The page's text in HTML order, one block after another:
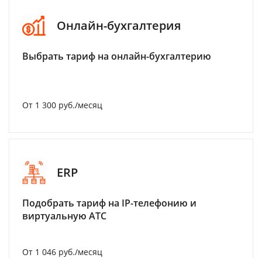
Онлайн-бухгалтерия
Выбрать тариф на онлайн-бухгалтерию
От 1 300 руб./месяц
ERP
Подобрать тариф на IP-телефонию и
виртуальную АТС
От 1 046 руб./месяц